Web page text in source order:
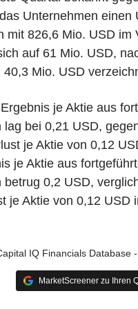
Unternehmen einen
mit 826,6 Mio. USD im
auf 61 Mio. USD,
Mio. USD
je Aktie aus
lag bei 0,21 USD,
je Aktie von 0,12
je Aktie aus
betrug 0,2 USD,
je Aktie von 0,12 USD
IQ Financials Database
MarketScreener zu Ihren